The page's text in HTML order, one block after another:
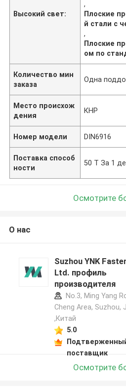
Высокий свет:
,
Плоские
й стали с
,
Плоские
ом по
Количество мин
заказа
Одна
Место происхож
дения
КНР
Номер модели DIN6916
Поставка способ
ности
50 Т За 1
Осмотрите
О нас
Suzhou YNK
Ltd. профиль
производителя
No.3, Ming Yang
Cheng Area, Suzhou,
,Китай
5.0
поставщик
Осмотрите